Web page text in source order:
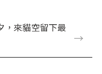
，來貓空留下最
→